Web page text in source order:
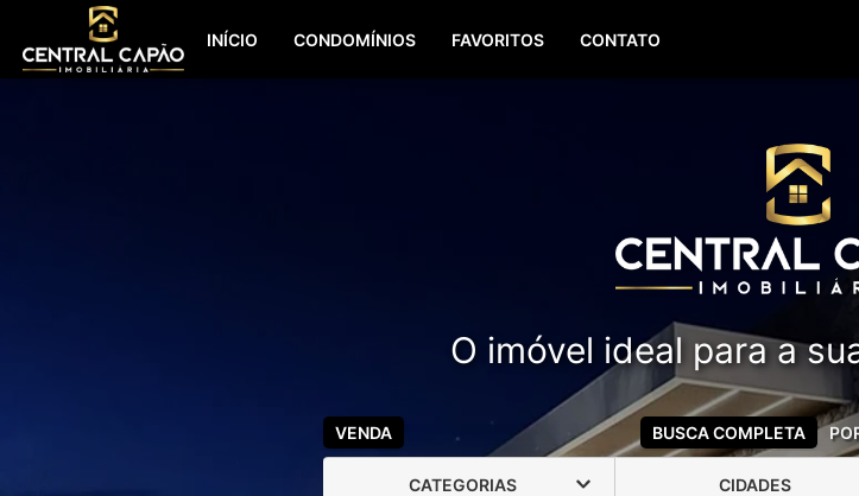
INÍCIO CONDOMÍNIOS FAVORITOS CONTATO
O imóvel ideal para a
VENDA BUSCA COMPLETA
CATEGORIAS CIDADES